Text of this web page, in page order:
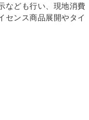
なども行い、現地消費
センス商品展開やタイ